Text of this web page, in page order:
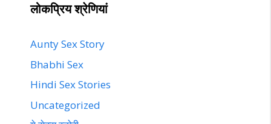
लोकप्रिय श्रेणियां
Aunty Sex Story
Bhabhi Sex
Hindi Sex Stories
Uncategorized